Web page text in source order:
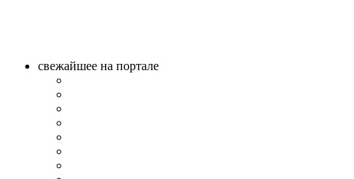
свежайшее на портале